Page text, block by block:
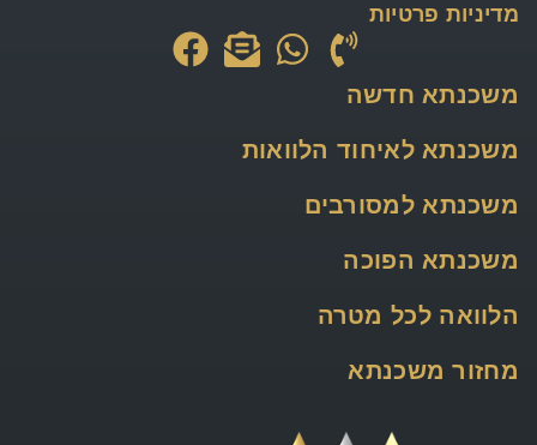
מדיניות פרטיות
משכנתא חדשה
משכנתא לאיחוד הלוואות
משכנתא למסורבים
משכנתא הפוכה
הלוואה לכל מטרה
מחזור משכנתא